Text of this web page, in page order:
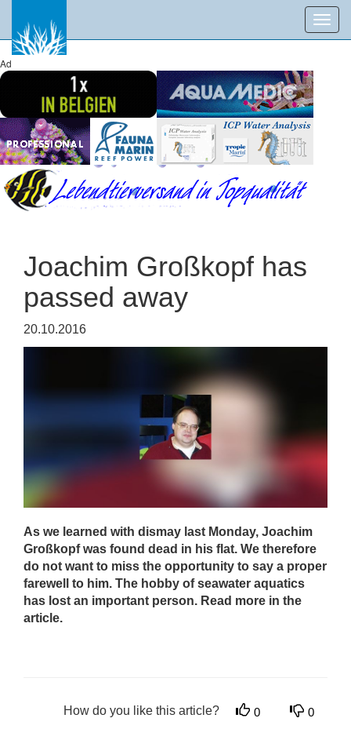
Ad
Joachim Großkopf has
passed away
20.10.2016
As we learned with dismay last Monday, Joachim
Großkopf was found dead in his flat. We therefore
do not want to miss the opportunity to say a proper
farewell to him. The hobby of seawater aquatics
has lost an important person. Read more in the
article.
How do you like this article? 0 0